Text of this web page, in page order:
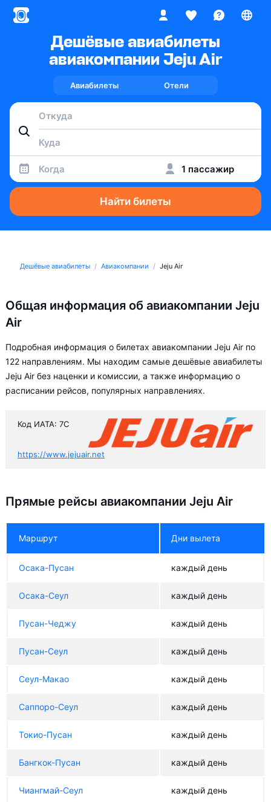
Дешёвые авиабилеты
авиакомпании Jeju Air
Авиабилеты Отели
Когда 1 пассажир
Найти билеты
Дешёвые авиабилеты Авиакомпании Jeju Air
Общая информация об авиакомпании Jeju
Air
Подробная информация о билетах авиакомпании Jeju Air по
122 направлениям. Мы находим самые дешёвые авиабилеты
Jeju Air без наценки и комиссии, а также информацию о
расписании рейсов, популярных направлениях.
Код ИАТА: 7C
https://www.jejuair.net
Прямые рейсы авиакомпании Jeju Air
Маршрут Дни вылета
Осака-Пусан каждый день
Осака-Сеул каждый день
Пусан-Чеджу каждый день
Пусан-Сеул каждый день
Сеул-Макао каждый день
Саппоро-Сеул каждый день
Токио-Пусан каждый день
Бангкок-Пусан каждый день
Чиангмай-Сеул каждый день